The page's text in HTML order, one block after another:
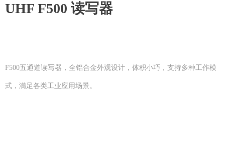
UHF F500 读写器
F500五通道读写器，全铝合金外观设计，体积小巧，支持多种工作模
式，满足各类工业应用场景。